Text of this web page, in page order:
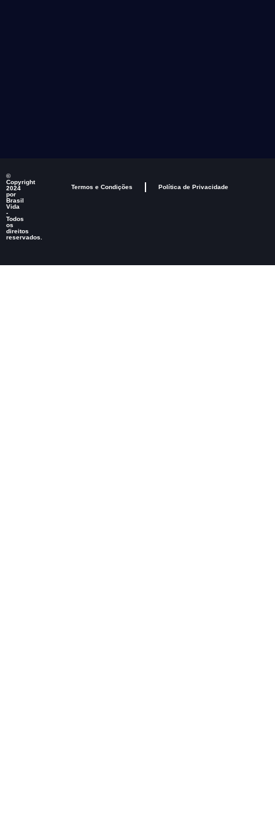
©
Copyright
2024
por
Brasil
Vida
-
Todos
os
direitos
reservados.
Termos e Condições Política de Privacidade